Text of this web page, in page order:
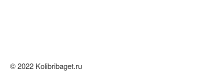
© 2022 Kolibribaget.ru